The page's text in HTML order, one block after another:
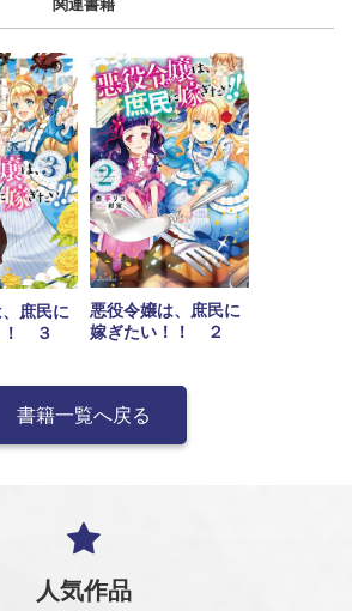
関連書籍
庶民に
！ ３
悪役令嬢は、庶民に
嫁ぎたい！！ ２
書籍一覧へ戻る
人気作品